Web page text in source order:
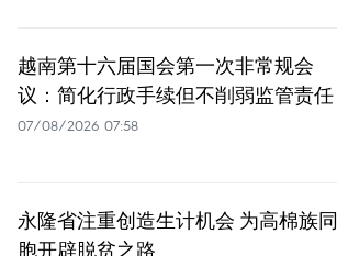
越南第十六届国会第一次非常规会
议：简化行政手续但不削弱监管责任
07/08/2026 07:58
永隆省注重创造生计机会 为高棉族同
胞开辟脱贫之路